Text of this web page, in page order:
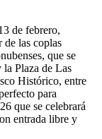
de febrero,
de las coplas
que se
la Plaza de Las
Histórico, entre
para
que se celebrará
entrada libre y